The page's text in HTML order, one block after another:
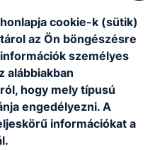
működésének
akik szeretik a
Javasolt
az automatizált
és a szervezési
el.
cookie-k (sütik)
az Ön böngészésre
személyes
alábbiakban
hogy mely típusú
engedélyezni. A
információkat a